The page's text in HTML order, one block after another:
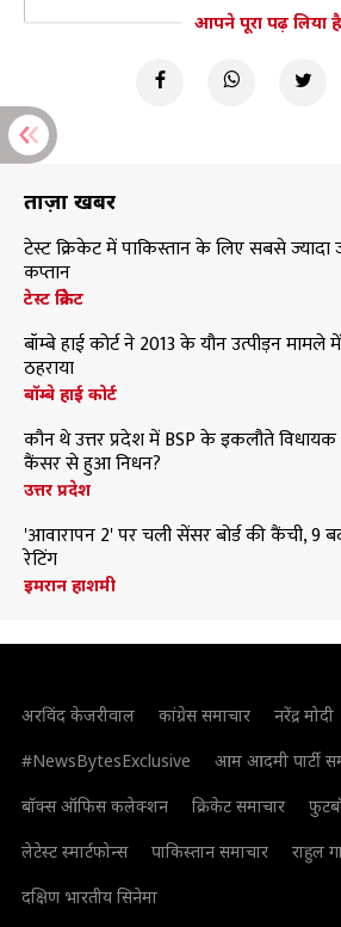
आपने पूरा पढ़ लिया है
ताज़ा खबरें
टेस्ट क्रिकेट में पाकिस्तान के लिए सबसे ज्यादा
कप्तान
टेस्ट क्रिकेट
बॉम्बे हाई कोर्ट ने 2013 के यौन उत्पीड़न
ठहराया
बॉम्बे हाई कोर्ट
कौन थे उत्तर प्रदेश में BSP के इकलौते
कैंसर से हुआ निधन?
उत्तर प्रदेश
'आवारापन 2' पर चली सेंसर बोर्ड की कैंची, 9
रेटिंग
इमरान हाशमी
अरविंद केजरीवाल कांग्रेस समाचार नरेंद्र मोदी
#NewsBytesExclusive
आम आदमी पार्टी
बॉक्स ऑफिस कलेक्शन
क्रिकेट समाचार
लेटेस्ट स्मार्टफोन्स
पाकिस्तान समाचार राहुल
दक्षिण भारतीय सिनेमा